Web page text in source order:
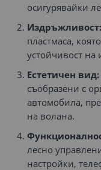
осигурявайки
Издръжливост:
пластмаса,
устойчивост на
Естетичен вид:
съобразени с
автомобила,
на волана.
лесно
настройки,